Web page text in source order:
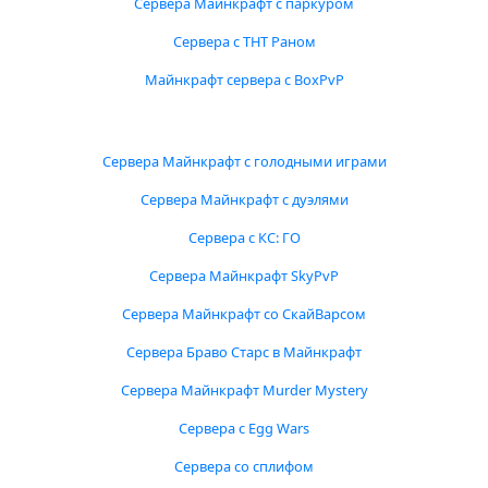
Сервера с ТНТ Раном
Майнкрафт сервера с BoxPvP
Сервера Майнкрафт с голодными играми
Сервера Майнкрафт с дуэлями
Сервера с КС: ГО
Сервера Майнкрафт SkyPvP
Сервера Майнкрафт со СкайВарсом
Сервера Браво Старс в Майнкрафт
Сервера Майнкрафт Murder Mystery
Сервера с Egg Wars
Сервера со сплифом